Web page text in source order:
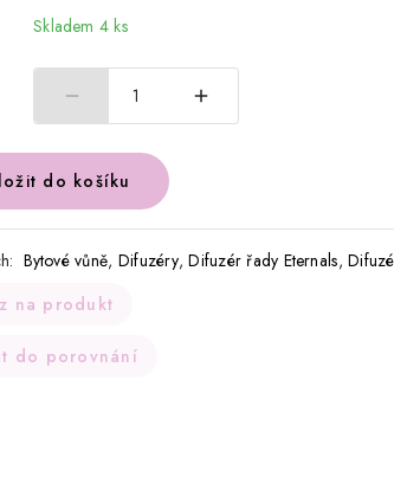
Skladem 4 ks
1
do košíku
Bytové vůně, Difuzéry,Difuzér řady Eternals,
na produkt
do porovnání